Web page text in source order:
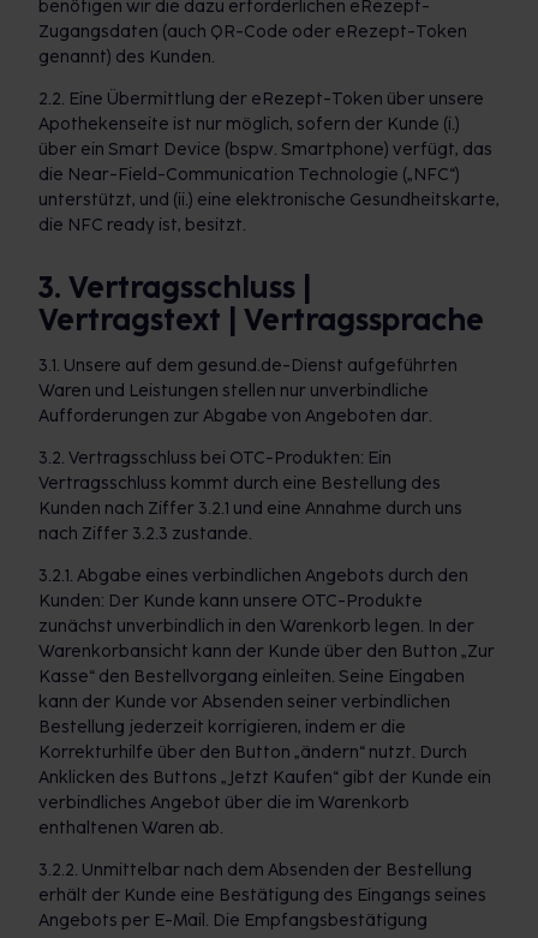
benötigen wir die dazu erforderlichen eRezept-
Zugangsdaten (auch QR-Code oder eRezept-Token
genannt) des Kunden.
2.2. Eine Übermittlung der eRezept-Token über unsere
Apothekenseite ist nur möglich, sofern der Kunde (i.)
über ein Smart Device (bspw. Smartphone) verfügt, das
die Near-Field-Communication Technologie („NFC“)
unterstützt, und (ii.) eine elektronische Gesundheitskarte,
die NFC ready ist, besitzt.
3. Vertragsschluss |
Vertragstext | Vertragssprache
3.1. Unsere auf dem gesund.de-Dienst aufgeführten
Waren und Leistungen stellen nur unverbindliche
Aufforderungen zur Abgabe von Angeboten dar.
3.2. Vertragsschluss bei OTC-Produkten: Ein
Vertragsschluss kommt durch eine Bestellung des
Kunden nach Ziffer 3.2.1 und eine Annahme durch uns
nach Ziffer 3.2.3 zustande.
3.2.1. Abgabe eines verbindlichen Angebots durch den
Kunden: Der Kunde kann unsere OTC-Produkte
zunächst unverbindlich in den Warenkorb legen. In der
Warenkorbansicht kann der Kunde über den Button „Zur
Kasse“ den Bestellvorgang einleiten. Seine Eingaben
kann der Kunde vor Absenden seiner verbindlichen
Bestellung jederzeit korrigieren, indem er die
Korrekturhilfe über den Button „ändern“ nutzt. Durch
Anklicken des Buttons „Jetzt Kaufen“ gibt der Kunde ein
verbindliches Angebot über die im Warenkorb
enthaltenen Waren ab.
3.2.2. Unmittelbar nach dem Absenden der Bestellung
erhält der Kunde eine Bestätigung des Eingangs seines
Angebots per E-Mail. Die Empfangsbestätigung